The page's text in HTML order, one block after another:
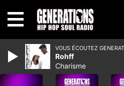
VOUS ÉCOUTEZ
Rohff
Charisme